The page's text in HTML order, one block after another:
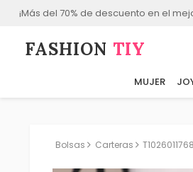
¡Más del 70% de descuento en el
FASHION⁠ TIY
MUJER
Bolsas Carteras T1026011768